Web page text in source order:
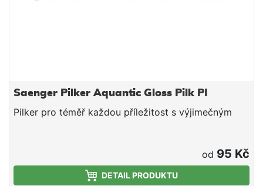
Saenger Pilker Aquantic Gloss Pilk PI
Pilker pro téměř každou příležitost s výjimečným
od 95 Kč
DETAIL PRODUKTU